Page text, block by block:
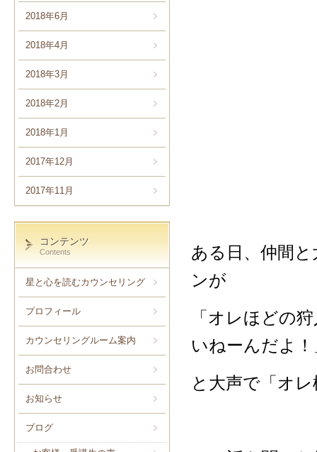
2018年6月
2018年4月
2018年3月
2018年2月
2018年1月
2017年12月
2017年11月
コンテンツ
Contents
星と心を読むカウンセリング
プロフィール
カウンセリングルーム案内
お問合わせ
お知らせ
ブログ
ある日、仲間
ンが
「オレほどの
いねーんだよ！
と大声で「オ